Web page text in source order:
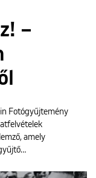
–
Fotógyűjtemény
amely